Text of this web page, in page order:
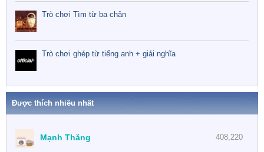
Trò chơi Tìm từ ba chân
Trò chơi ghép từ tiếng anh + giải nghĩa
Được thích nhiều nhất
408,220
Mạnh Thăng